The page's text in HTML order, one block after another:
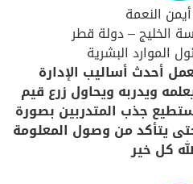
النعمة
الخليج – دولة قطر
الموارد البشرية
أحدث أساليب الإدارة
ويدربه ويحاول زرع قيم
جذب المتدربين بصورة
يتأكد من وصول المعلومة
كل خير